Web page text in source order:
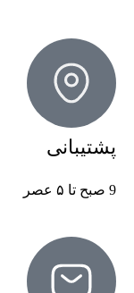
پشتیبانی
9 صبح تا ۵ عصر